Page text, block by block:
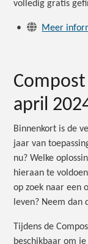
volledig gratis
• Meer
april
Binnenkort is de
jaar van
nu? Welke
hieraan te
op zoek naar een
leven? Neem dan
Tijdens de
beschikbaar om